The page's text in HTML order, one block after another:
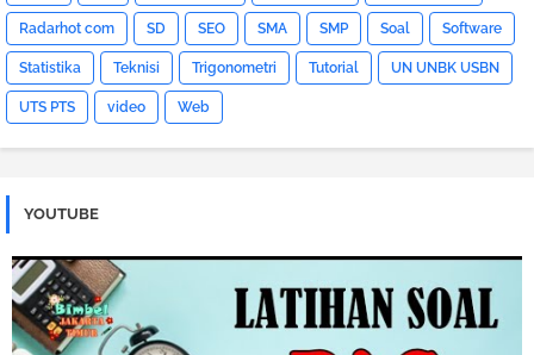
Radarhot com SD SEO SMA SMP Soal Software
Statistika Teknisi Trigonometri Tutorial UN UNBK USBN
UTS PTS video Web
YOUTUBE